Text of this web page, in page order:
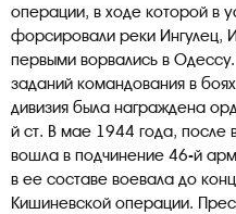
операции, в ходе которой в
форсировали реки Ингулец,
первыми ворвались в
заданий командования в
дивизия была награждена
й ст. В мае 1944 года, после
вошла в подчинение 46-й
в ее составе воевала до
Кишиневской операции.